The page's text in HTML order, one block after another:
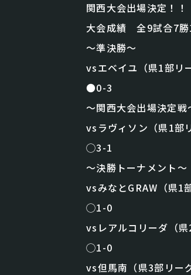
関西大会出場決定！！
大会成績 全9試合7勝
〜準決勝〜
vsエベイユ（県1部リ
●0-3
〜関西大会出場決定戦
vsラヴィソン（県1部
◯3-1
〜決勝トーナメント〜
vsみなとGRAW（県1
◯1-0
vsレアルコリーダ（県
◯1-0
vs但馬南（県3部リーグ